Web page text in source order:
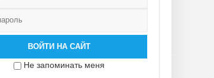
ВОЙТИ НА САЙТ
Не запоминать меня